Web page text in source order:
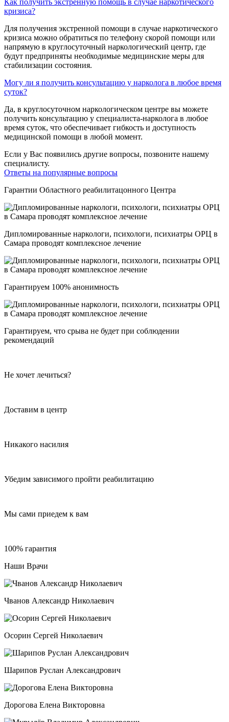
Как получить экстренную помощь в случае наркотического
кризиса?
Для получения экстренной помощи в случае наркотического
кризиса можно обратиться по телефону скорой помощи или
напрямую в круглосуточный наркологический центр, где
будут предприняты необходимые медицинские меры для
стабилизации состояния.
Могу ли я получить консультацию у нарколога в любое время
суток?
Да, в круглосуточном наркологическом центре вы можете
получить консультацию у специалиста-нарколога в любое
время суток, что обеспечивает гибкость и доступность
медицинской помощи в любой момент.
Если у Вас появились другие вопросы, позвоните нашему
специалисту.
Ответы на популярные вопросы
Гарантии Областного реабилитацонного Центра
Дипломированные наркологи, психологи, психиатры ОРЦ в
Самара проводят комплексное лечение
Гарантируем 100% анонимность
Гарантируем, что срыва не будет при соблюдении
рекомендаций
Не хочет лечиться?
Доставим в центр
Никакого насилия
Убедим зависимого пройти реабилитацию
Мы сами приедем к вам
100% гарантия
Наши Врачи
Чванов Александр Николаевич
Осорин Сергей Николаевич
Шарипов Руслан Александрович
Дорогова Елена Викторовна